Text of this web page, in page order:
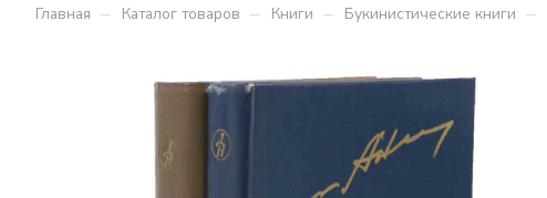
Главная – Каталог товаров – Книги – Букинистические книги –